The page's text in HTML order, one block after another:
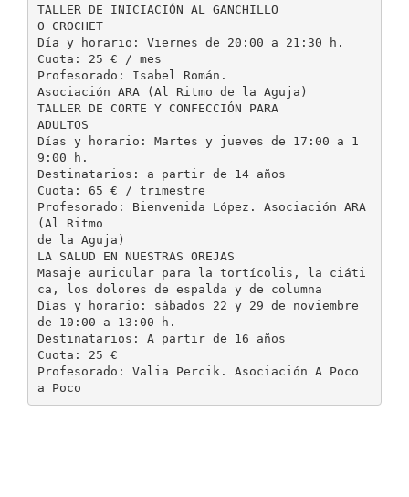
TALLER DE INICIACIÓN AL GANCHILLO
O CROCHET
Día y horario: Viernes de 20:00 a 21:30 h.
Cuota: 25 € / mes
Profesorado: Isabel Román.
Asociación ARA (Al Ritmo de la Aguja)
TALLER DE CORTE Y CONFECCIÓN PARA
ADULTOS
Días y horario: Martes y jueves de 17:00 a 1
9:00 h.
Destinatarios: a partir de 14 años
Cuota: 65 € / trimestre
Profesorado: Bienvenida López. Asociación ARA
(Al Ritmo
de la Aguja)
LA SALUD EN NUESTRAS OREJAS
Masaje auricular para la tortícolis, la ciáti
ca, los dolores de espalda y de columna
Días y horario: sábados 22 y 29 de noviembre
de 10:00 a 13:00 h.
Destinatarios: A partir de 16 años
Cuota: 25 €
Profesorado: Valia Percik. Asociación A Poco